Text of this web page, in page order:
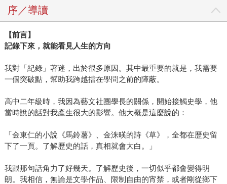
序／導讀
【前言】
記錄下來，就能看見人生的方向
我對「紀錄」著迷，出於很多原因。其中最重要的就是，我需要
一個突破點，幫助我跨越擋在學問之前的障蔽。
高中二年級時，我因為藝文社團學長的關係，開始接觸史學，他
當時說的話對我產生很大的影響。他大概是這麼說的：
「金東仁的小說《馬鈴薯》、金洙暎的詩《草》，全都在歷史留
下了一頁。了解歷史的話，真相就會大白。」
我跟那句話角力了好幾天。了解歷史後，一切似乎都會變得明
朗。我相信，無論是文學作品、限制自由的宵禁，或者剛從鄉下